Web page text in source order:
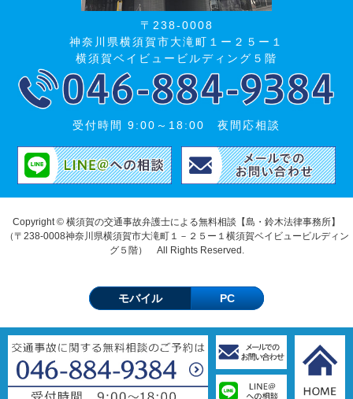
〒238-0008
神奈川県横須賀市大滝町１ー２５ー１
横須賀ベイビュービルディング５階
受付時間 9:00～18:00 夜間応相談
Copyright © 横須賀の交通事故弁護士による無料相談【島・鈴木法律事務所】
（〒238-0008神奈川県横須賀市大滝町１－２５ー１横須賀ベイビュービルディン
グ５階） All Rights Reserved.
モバイル PC